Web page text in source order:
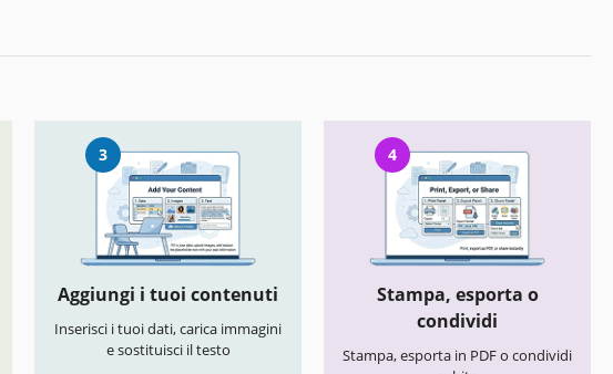
3
Aggiungi i tuoi contenuti
Inserisci i tuoi dati, carica immagini
e sostituisci il testo
4
Stampa, esporta o
condividi
Stampa, esporta in PDF o condividi